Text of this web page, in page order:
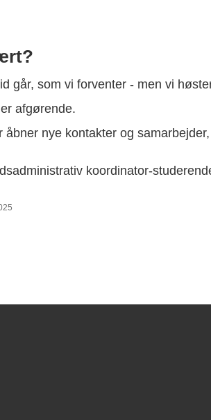
går, som vi forventer - men vi
afgørende.
åbner nye kontakter og
koordinator-